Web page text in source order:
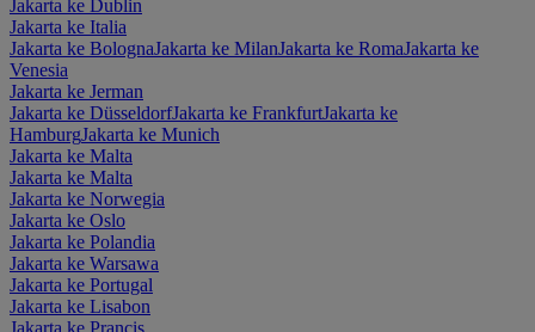
Jakarta ke Dublin
Jakarta ke Italia
Jakarta ke BolognaJakarta ke MilanJakarta ke RomaJakarta ke
Venesia
Jakarta ke Jerman
Jakarta ke DüsseldorfJakarta ke FrankfurtJakarta ke
HamburgJakarta ke Munich
Jakarta ke Malta
Jakarta ke Malta
Jakarta ke Norwegia
Jakarta ke Oslo
Jakarta ke Polandia
Jakarta ke Warsawa
Jakarta ke Portugal
Jakarta ke Lisabon
Jakarta ke Prancis